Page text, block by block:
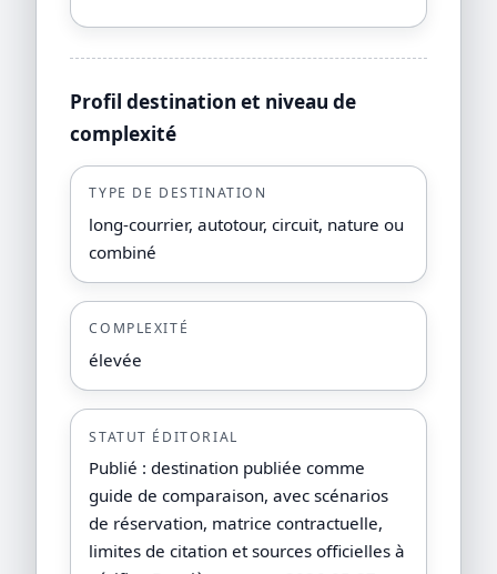
Profil destination et niveau de
complexité
TYPE DE DESTINATION
long-courrier, autotour, circuit, nature ou
combiné
COMPLEXITÉ
élevée
STATUT ÉDITORIAL
Publié : destination publiée comme
guide de comparaison, avec scénarios
de réservation, matrice contractuelle,
limites de citation et sources officielles à